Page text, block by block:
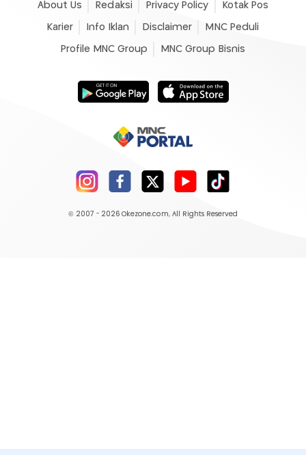
About Us Redaksi Privacy Policy Kotak Pos
Karier Info Iklan Disclaimer MNC Peduli
Profile MNC Group MNC Group Bisnis
© 2007 - 2026 Okezone.com, All Rights Reserved